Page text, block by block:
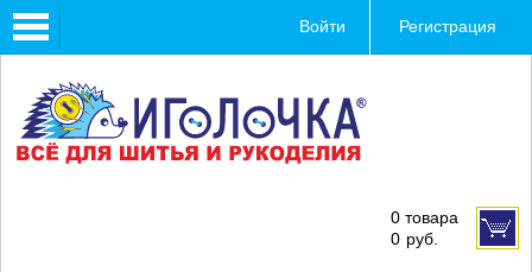
Toggle
navigation
Войти Регистрация
0 товара
0 руб.